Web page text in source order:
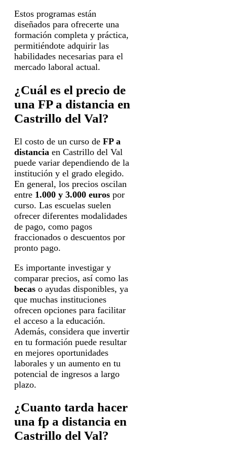
Estos programas están
diseñados para ofrecerte una
formación completa y práctica,
permitiéndote adquirir las
habilidades necesarias para el
mercado laboral actual.
¿Cuál es el precio de
una FP a distancia en
Castrillo del Val?
El costo de un curso de FP a
distancia en Castrillo del Val
puede variar dependiendo de la
institución y el grado elegido.
En general, los precios oscilan
entre 1.000 y 3.000 euros por
curso. Las escuelas suelen
ofrecer diferentes modalidades
de pago, como pagos
fraccionados o descuentos por
pronto pago.
Es importante investigar y
comparar precios, así como las
becas o ayudas disponibles, ya
que muchas instituciones
ofrecen opciones para facilitar
el acceso a la educación.
Además, considera que invertir
en tu formación puede resultar
en mejores oportunidades
laborales y un aumento en tu
potencial de ingresos a largo
plazo.
¿Cuanto tarda hacer
una fp a distancia en
Castrillo del Val?